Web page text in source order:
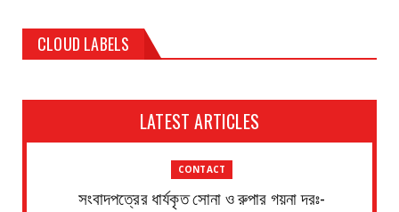
CLOUD LABELS
LATEST ARTICLES
CONTACT
সংবাদপত্রের ধার্যকৃত সোনা ও রুপার গয়না দরঃ-